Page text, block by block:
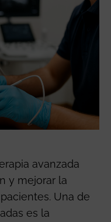
avanzada
y mejorar la
Una de
es la